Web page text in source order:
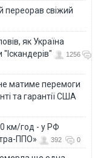
переорав свіжий
як Україна
1256
матиме перемоги
та гарантії США
км/год - у РФ
ППО»
392 0